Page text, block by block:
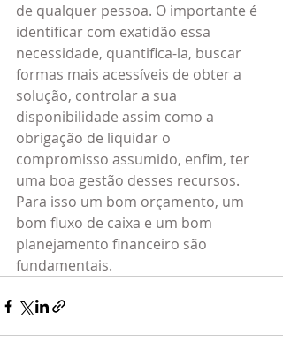
de qualquer pessoa. O importante é
identificar com exatidão essa
necessidade, quantifica-la, buscar
formas mais acessíveis de obter a
solução, controlar a sua
disponibilidade assim como a
obrigação de liquidar o
compromisso assumido, enfim, ter
uma boa gestão desses recursos.
Para isso um bom orçamento, um
bom fluxo de caixa e um bom
planejamento financeiro são
fundamentais.